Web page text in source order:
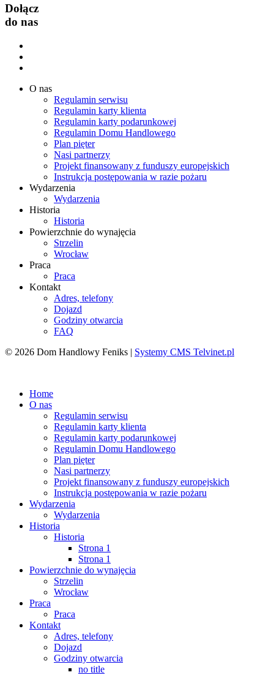
Dołącz
do nas
O nas
Regulamin serwisu
Regulamin karty klienta
Regulamin karty podarunkowej
Regulamin Domu Handlowego
Plan pięter
Nasi partnerzy
Projekt finansowany z funduszy europejskich
Instrukcja postępowania w razie pożaru
Wydarzenia
Wydarzenia
Historia
Historia
Powierzchnie do wynajęcia
Strzelin
Wrocław
Praca
Praca
Kontakt
Adres, telefony
Dojazd
Godziny otwarcia
FAQ
© 2026 Dom Handlowy Feniks | Systemy CMS Telvinet.pl
Home
O nas
Regulamin serwisu
Regulamin karty klienta
Regulamin karty podarunkowej
Regulamin Domu Handlowego
Plan pięter
Nasi partnerzy
Projekt finansowany z funduszy europejskich
Instrukcja postępowania w razie pożaru
Wydarzenia
Wydarzenia
Historia
Historia
Strona 1
Strona 1
Powierzchnie do wynajęcia
Strzelin
Wrocław
Praca
Praca
Kontakt
Adres, telefony
Dojazd
Godziny otwarcia
no title